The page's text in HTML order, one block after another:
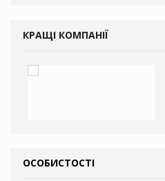
КРАЩІ КОМПАНІЇ
ОСОБИСТОСТІ